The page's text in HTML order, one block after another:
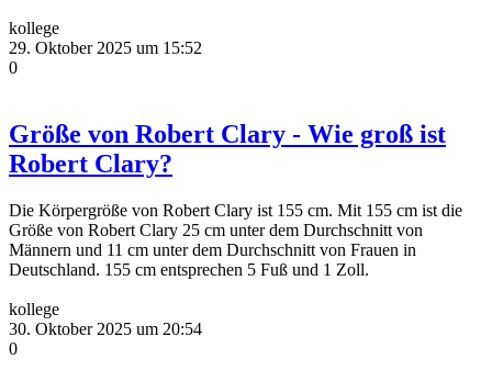
kollege
29. Oktober 2025 um 15:52
0
Größe von Robert Clary - Wie groß ist
Robert Clary?
Die Körpergröße von Robert Clary ist 155 cm. Mit 155 cm ist die
Größe von Robert Clary 25 cm unter dem Durchschnitt von
Männern und 11 cm unter dem Durchschnitt von Frauen in
Deutschland. 155 cm entsprechen 5 Fuß und 1 Zoll.
kollege
30. Oktober 2025 um 20:54
0